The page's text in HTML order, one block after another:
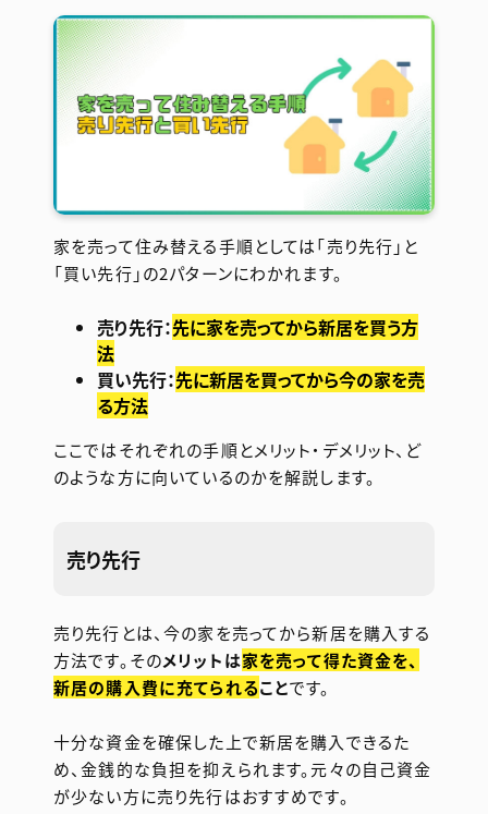
家を売って住み替える手順としては「売り先行」と
「買い先行」の2パターンにわかれます。
売り先行：先に家を売ってから新居を買う方
法
買い先行：先に新居を買ってから今の家を売
る方法
ここではそれぞれの手順とメリット・デメリット、ど
のような方に向いているのかを解説します。
売り先行
売り先行とは、今の家を売ってから新居を購入する
方法です。そのメリットは家を売って得た資金を、
新居の購入費に充てられることです。
十分な資金を確保した上で新居を購入できるた
め、金銭的な負担を抑えられます。元々の自己資金
が少ない方に売り先行はおすすめです。